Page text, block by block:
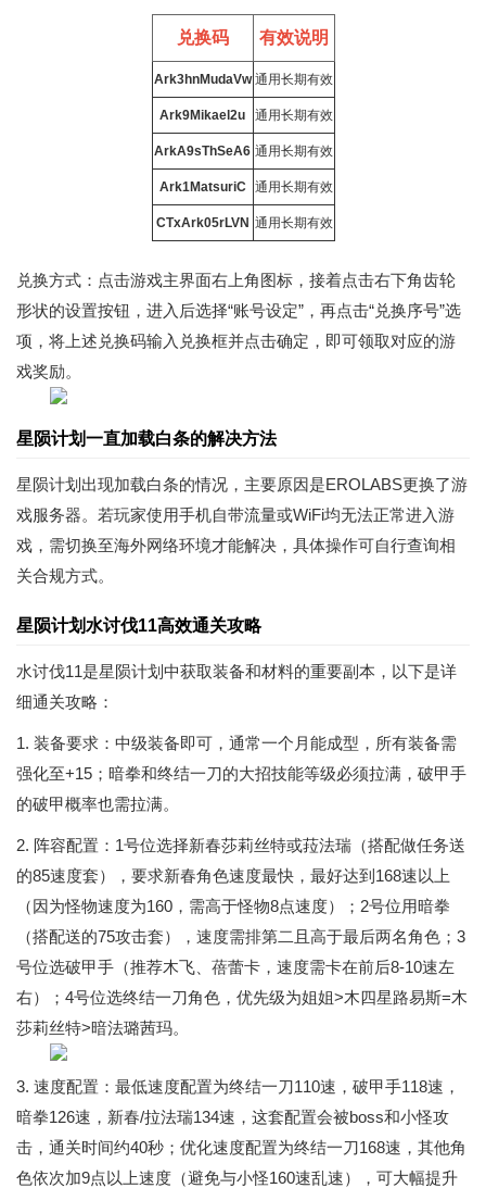
兑换码 有效说明
Ark3hnMudaVw 通用长期有效
Ark9Mikael2u 通用长期有效
ArkA9sThSeA6 通用长期有效
Ark1MatsuriC 通用长期有效
CTxArk05rLVN 通用长期有效
兑换方式：点击游戏主界面右上角图标，接着点击右下角齿轮
形状的设置按钮，进入后选择“账号设定”，再点击“兑换序号”选
项，将上述兑换码输入兑换框并点击确定，即可领取对应的游
戏奖励。
星陨计划一直加载白条的解决方法
星陨计划出现加载白条的情况，主要原因是EROLABS更换了游
戏服务器。若玩家使用手机自带流量或WiFi均无法正常进入游
戏，需切换至海外网络环境才能解决，具体操作可自行查询相
关合规方式。
星陨计划水讨伐11高效通关攻略
水讨伐11是星陨计划中获取装备和材料的重要副本，以下是详
细通关攻略：
1. 装备要求：中级装备即可，通常一个月能成型，所有装备需
强化至+15；暗拳和终结一刀的大招技能等级必须拉满，破甲手
的破甲概率也需拉满。
2. 阵容配置：1号位选择新春莎莉丝特或菈法瑞（搭配做任务送
的85速度套），要求新春角色速度最快，最好达到168速以上
（因为怪物速度为160，需高于怪物8点速度）；2号位用暗拳
（搭配送的75攻击套），速度需排第二且高于最后两名角色；3
号位选破甲手（推荐木飞、蓓蕾卡，速度需卡在前后8-10速左
右）；4号位选终结一刀角色，优先级为姐姐>木四星路易斯=木
莎莉丝特>暗法璐茜玛。
3. 速度配置：最低速度配置为终结一刀110速，破甲手118速，
暗拳126速，新春/拉法瑞134速，这套配置会被boss和小怪攻
击，通关时间约40秒；优化速度配置为终结一刀168速，其他角
色依次加9点以上速度（避免与小怪160速乱速），可大幅提升